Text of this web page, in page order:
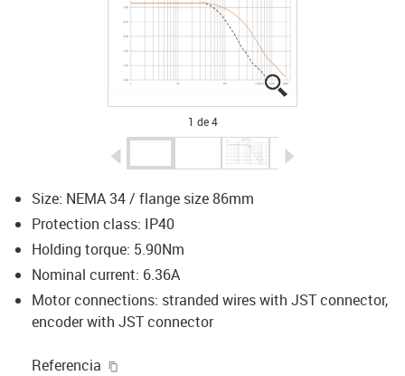
igus-icon-lupe
igus-icon-lupe
igus-icon-lupe
igus-icon-lupe
1 de 4
Size: NEMA 34 / flange size 86mm
Protection class: IP40
Holding torque: 5.90Nm
Nominal current: 6.36A
Motor connections: stranded wires with JST connector,
encoder with JST connector
Referencia